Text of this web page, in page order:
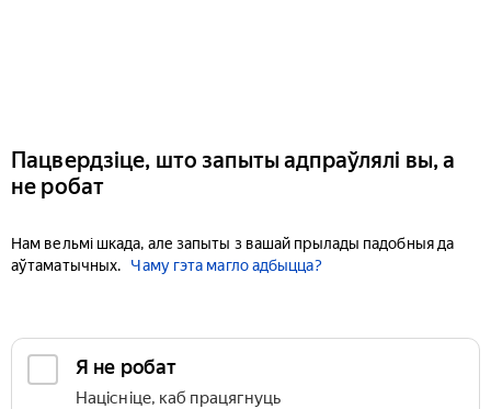
Пацвердзіце, што запыты адпраўлялі вы, а
не робат
Нам вельмі шкада, але запыты з вашай прылады падобныя да
аўтаматычных.
Чаму гэта магло адбыцца?
Я не робат
Націсніце, каб працягнуць